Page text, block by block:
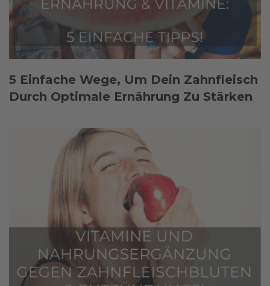
5 Einfache Wege, Um Dein Zahnfleisch
Durch Optimale Ernährung Zu Stärken